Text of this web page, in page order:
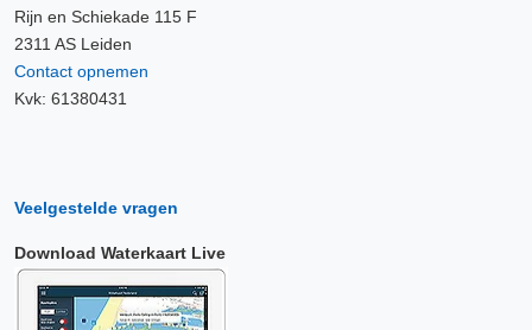
Verschil t.o.v. NAP: 636 cm
7 Aug, 23:30 uur
Verschil t.o.v. NAP: 636 cm
7 Aug, 23:50 uur
Verschil t.o.v. NAP: 636 cm
Rijn en Schiekade 115 F
2311 AS Leiden
Contact opnemen
Kvk: 61380431
Veelgestelde vragen
Download Waterkaart Live